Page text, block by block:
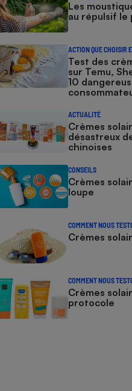
Les
au répulsif le
ACTION QUE CHOISIR
Test des
sur Temu,
10
ACTUALITÉ
Crèmes
désastreux
chinoises
CONSEILS
Crèmes
loupe
COMMENT NOUS
Crèmes
COMMENT NOUS
Crèmes
protocole